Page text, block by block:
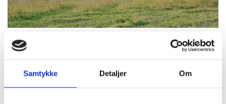
Samtykke Detaljer Om
20/03/2020
KROKEN 1 (KAMPERHAUG
BOLIGUTVIKLING)